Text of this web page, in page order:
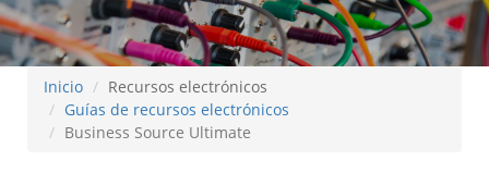
Inicio
Recursos electrónicos
Guías de recursos electrónicos
Business Source Ultimate